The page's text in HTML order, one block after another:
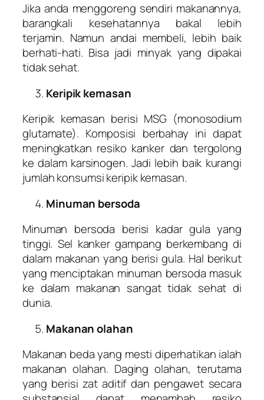
Jika anda menggoreng sendiri makanannya,
barangkali kesehatannya bakal lebih
terjamin. Namun andai membeli, lebih baik
berhati-hati. Bisa jadi minyak yang dipakai
tidak sehat.
Keripik kemasan
Keripik kemasan berisi MSG (monosodium
glutamate). Komposisi berbahay ini dapat
meningkatkan resiko kanker dan tergolong
ke dalam karsinogen. Jadi lebih baik kurangi
jumlah konsumsi keripik kemasan.
Minuman bersoda
Minuman bersoda berisi kadar gula yang
tinggi. Sel kanker gampang berkembang di
dalam makanan yang berisi gula. Hal berikut
yang menciptakan minuman bersoda masuk
ke dalam makanan sangat tidak sehat di
dunia.
Makanan olahan
Makanan beda yang mesti diperhatikan ialah
makanan olahan. Daging olahan, terutama
yang berisi zat aditif dan pengawet secara